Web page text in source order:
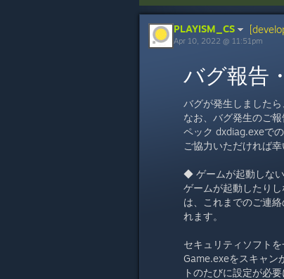
PLAYISM_CS
Apr 10, 2022 @ 11:51pm
バグ報告
バグが発生しましたら
なお、バグ発生のご
ペック dxdiag.exeで
ご協力いただければ幸
◆ ゲームが起動しな
ゲームが起動したり
は、これまでのご連
れます。
セキュリティソフト
Game.exeをスキャン
トのたびに設定が必